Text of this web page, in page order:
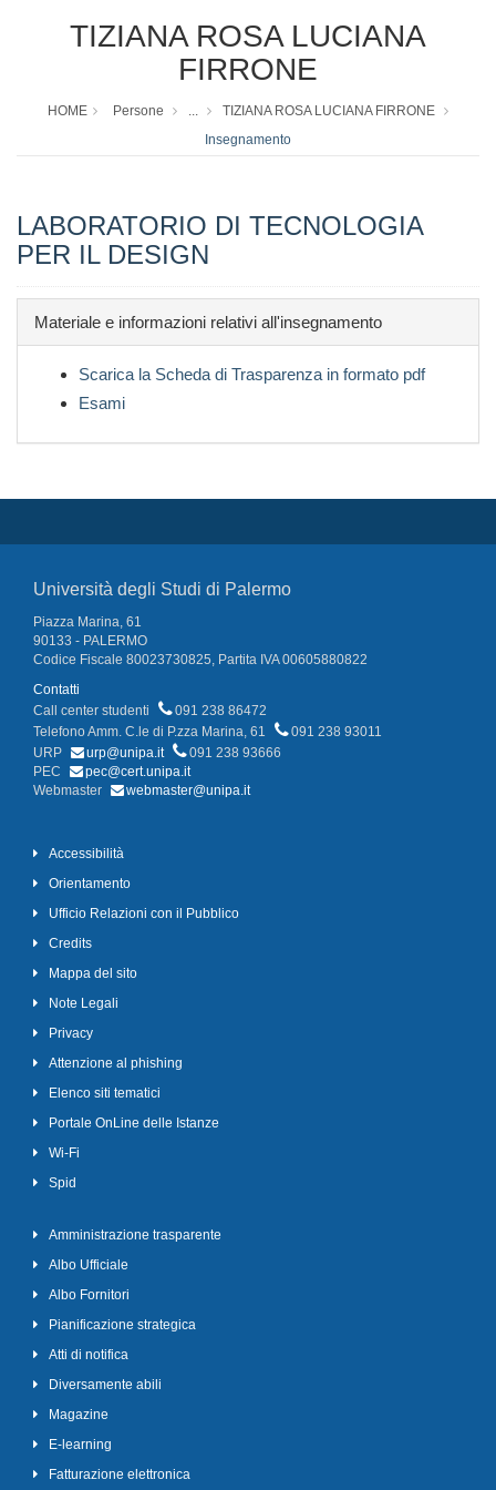
TIZIANA ROSA LUCIANA
FIRRONE
HOME Persone ...
TIZIANA ROSA LUCIANA FIRRONE
Insegnamento
LABORATORIO DI TECNOLOGIA
PER IL DESIGN
Materiale e informazioni relativi all'insegnamento
Scarica la Scheda di Trasparenza in formato pdf
Esami
Università degli Studi di Palermo
Piazza Marina, 61
90133 - PALERMO
Codice Fiscale 80023730825, Partita IVA 00605880822
Contatti
Call center studenti
091 238 86472
Telefono Amm. C.le di P.zza Marina, 61
091 238 93011
URP
urp@unipa.it
091 238 93666
PEC
pec@cert.unipa.it
Webmaster
webmaster@unipa.it
Accessibilità
Orientamento
Ufficio Relazioni con il Pubblico
Credits
Mappa del sito
Note Legali
Privacy
Attenzione al phishing
Elenco siti tematici
Portale OnLine delle Istanze
Wi-Fi
Spid
Amministrazione trasparente
Albo Ufficiale
Albo Fornitori
Pianificazione strategica
Atti di notifica
Diversamente abili
Magazine
E-learning
Fatturazione elettronica